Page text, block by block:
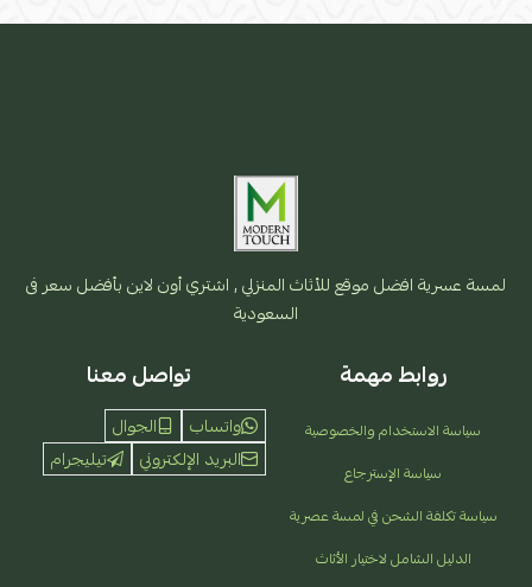
لمسة عسرية افضل موقع للأثاث المنزلي , اشتري أون لاين بأفضل سعر فى
السعودية
روابط مهمة
سياسة الاستخدام والخصوصية
سياسة الإسترجاع
سياسة تكلفة الشحن في لمسة عصرية
الدليل الشامل لاختيار الأثاث
تواصل معنا
واتساب
الجوال
البريد الإلكتروني
تيليجرام